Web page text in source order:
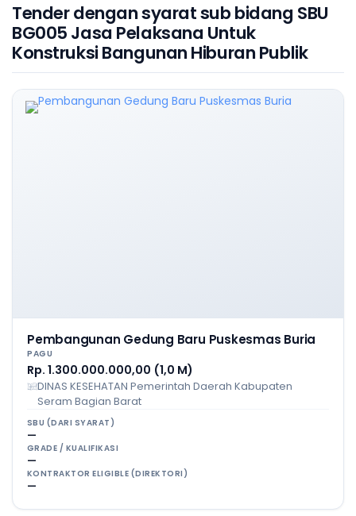
Tender dengan syarat sub bidang SBU
BG005 Jasa Pelaksana Untuk
Konstruksi Bangunan Hiburan Publik
Pembangunan Gedung Baru Puskesmas Buria
PAGU
Rp. 1.300.000.000,00 (1,0 M)
DINAS KESEHATAN Pemerintah Daerah Kabupaten
Seram Bagian Barat
SBU (DARI SYARAT)
—
GRADE / KUALIFIKASI
—
KONTRAKTOR ELIGIBLE (DIREKTORI)
—